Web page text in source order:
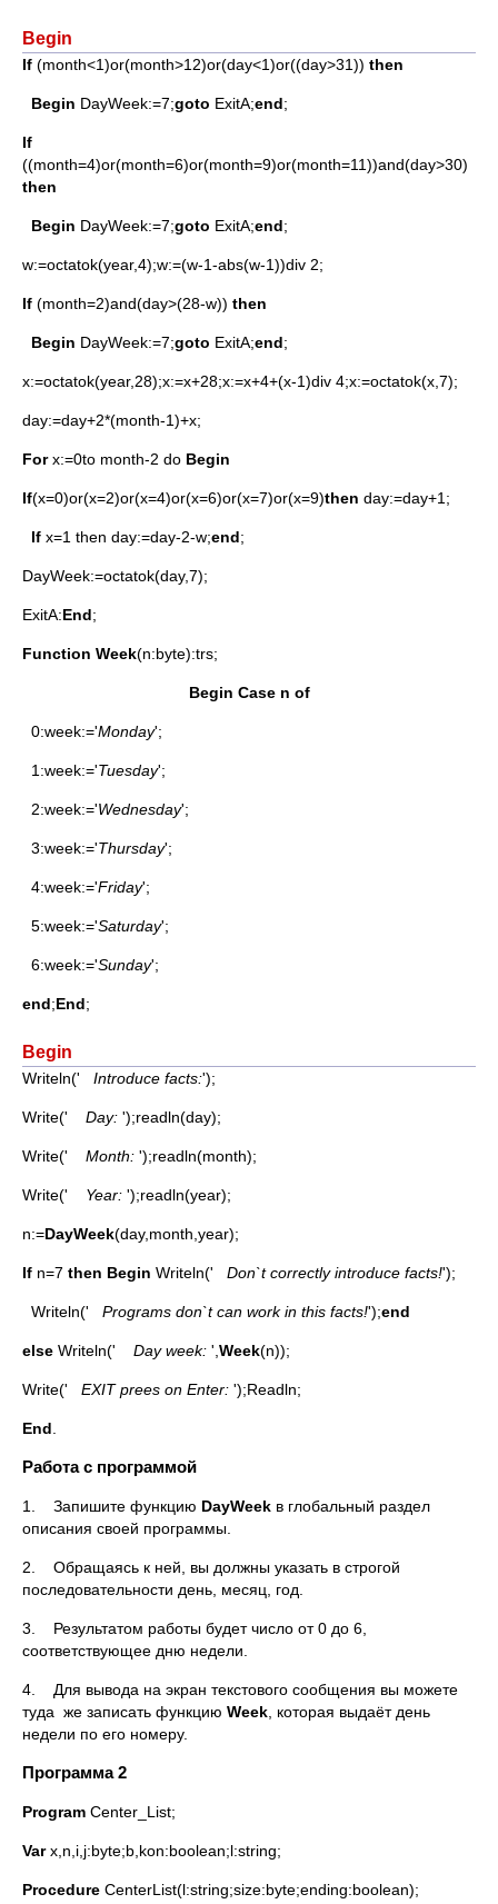
Begin
If (month<1)or(month>12)or(day<1)or((day>31)) then
Begin DayWeek:=7;goto ExitA;end;
If
((month=4)or(month=6)or(month=9)or(month=11))and(day>30)
then
Begin DayWeek:=7;goto ExitA;end;
w:=octatok(year,4);w:=(w-1-abs(w-1))div 2;
If (month=2)and(day>(28-w)) then
Begin DayWeek:=7;goto ExitA;end;
x:=octatok(year,28);x:=x+28;x:=x+4+(x-1)div 4;x:=octatok(x,7);
day:=day+2*(month-1)+x;
Forx:=0to month-2 do Begin
If(x=0)or(x=2)or(x=4)or(x=6)or(x=7)or(x=9)then day:=day+1;
If x=1 then day:=day-2-w;end;
DayWeek:=octatok(day,7);
ExitA:End;
Function Week(n:byte):trs;
Begin Casen of
0:week:='Monday';
1:week:='Tuesday';
2:week:='Wednesday';
3:week:='Thursday';
4:week:='Friday';
5:week:='Saturday';
6:week:='Sunday';
end;End;
Begin
Writeln(' Introduce facts:');
Write(' Day: ');readln(day);
Write(' Month: ');readln(month);
Write(' Year: ');readln(year);
n:=DayWeek(day,month,year);
If n=7 then Begin Writeln(' Don`t correctly introduce facts!');
Writeln(' Programs don`t can work in this facts!');end
else Writeln(' Day week: ', Week(n));
Write(' EXIT prees on Enter: ');Readln;
End
Работа с программой
1. Запишите функцию DayWeek в глобальный раздел
описания своей программы.
2. Обращаясь к ней, вы должны указать в строгой
последовательности день, месяц, год.
3. Результатом работы будет число от 0 до 6,
соответствующее дню недели.
4. Для вывода на экран текстового сообщения вы можете
туда же записать функцию Week , которая выдаёт день
недели по его номеру.
Программа 2
Program Center_List;
Varx,n,i,j:byte;b,kon:boolean;l:string;
Procedure CenterList(l:string;size:byte;ending:boolean);